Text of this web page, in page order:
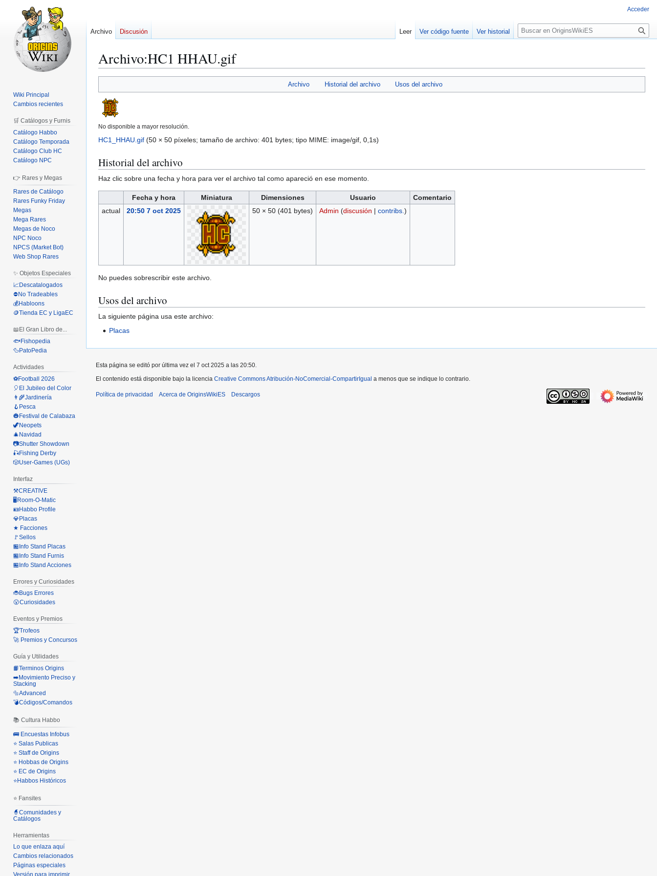
Archivo:HC1 HHAU.gif
a
la
navegación
a
la
búsqueda
Archivo Historial del archivo Usos del archivo
No disponible a mayor resolución.
HC1_HHAU.gif (50 × 50 píxeles; tamaño de archivo: 401 bytes; tipo MIME: image/gif , 0,1s)
Historial del archivo
Haz clic sobre una fecha y hora para ver el archivo tal como apareció en ese momento.
Fecha y hora Miniatura Dimensiones Usuario
Comentario
actual
20:50 7 oct 2025 50 × 50 (401 bytes) Admin (discusión | contribs. )
No puedes sobrescribir este archivo.
Usos del archivo
La siguiente página usa este archivo:
Placas
Acceder
Archivo Discusión Leer Ver código fuente Ver historial
B
u
a
Wiki Principal
Cambios recientes
🛒 Catálogos y Furnis
Catálogo Habbo
Catálogo Temporada
Catálogo Club HC
Catálogo NPC
👉 Rares y Megas
Rares de Catálogo
Rares Funky Friday
Megas
Mega Rares
Megas de Noco
NPC Noco
NPCS (Market Bot)
Web Shop Rares
✨ Objetos Especiales
📈Descatalogados
⛔No Tradeables
💰Habloons
🪙Tienda EC y LigaEC
📖El Gran Libro de...
🐟Fishopedia
🦆PatoPedia
Actividades
⚽Football 2026
🎈El Jubileo del Color
👨‍🌾Jardinería
🪝Pesca
🎃Festival de Calabaza
🦖Neopets
🎄Navidad
📷Shutter Showdown
🎣Fishing Derby
🎲User-Games (UGs)
Interfaz
⚒️CREATIVE
🖥️Room-O-Matic
🪪Habbo Profile
💎Placas
★ Facciones
🚩Sellos
🏪Info Stand Placas
🏪Info Stand Furnis
🏪Info Stand Acciones
Errores y Curiosidades
🐞Bugs Errores
😮Curiosidades
Eventos y Premios
🏆Trofeos
🚀 Premios y Concursos
Guía y Utilidades
📙Terminos Origins
➡️Movimiento Preciso y
Stacking
🔩Advanced
💣Códigos/Comandos
📚 Cultura Habbo
🚌 Encuestas Infobus
⭐ Salas Publicas
⭐ Staff de Origins
⭐ Hobbas de Origins
⭐ EC de Origins
⭐Habbos Históricos
⭐ Fansites
🧙Comunidades y
Catálogos
Herramientas
Lo que enlaza aquí
Cambios relacionados
Páginas especiales
Esta página se editó por última vez el 7 oct 2025 a las 20:50.
El contenido está disponible bajo la licencia Creative Commons Atribución-NoComercial-CompartirIgual a menos que se indique lo contrario.
Política de privacidad Acerca de OriginsWikiES Descargos